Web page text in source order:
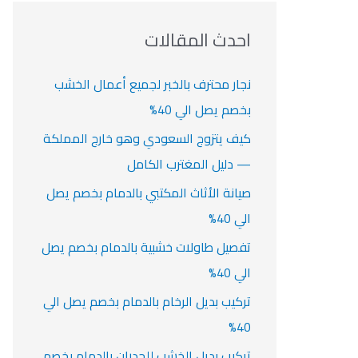
ث
ن
:
احدث المقالات
نجار محترف بالخبر لجميع أعمال الخشب
بخصم يصل الي 40%
كيف يتزوج السعودي وهو خارج المملكة
— دليل المغترب الكامل
صيانة الأثاث المكتبي بالدمام بخصم يصل
الي 40%
تفصيل طاولات خشبية بالدمام بخصم يصل
الي 40%
تركيب بديل الرخام بالدمام بخصم يصل الي
40%
ت